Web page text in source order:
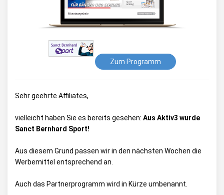
Zum Programm
Sehr geehrte Affiliates,
vielleicht haben Sie es bereits gesehen: Aus Aktiv3 wurde
Sanct Bernhard Sport!
Aus diesem Grund passen wir in den nächsten Wochen die
Werbemittel entsprechend an.
Auch das Partnerprogramm wird in Kürze umbenannt.